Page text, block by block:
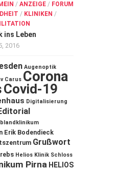
/ ANZEIGE / FORUM
/ KLINIKEN /
ins Leben
2016
Augenoptik
Carus Corona
Covid-19
Digitalisierung
Erik Bodendieck
Grußwort
Helios Klinik Schloss
Pirna HELIOS